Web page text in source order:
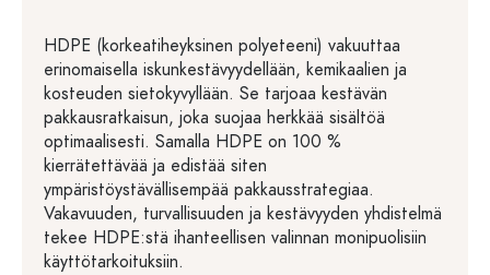
HDPE (korkeatiheyksinen polyeteeni) vakuuttaa
erinomaisella iskunkestävyydellään, kemikaalien ja
kosteuden sietokyvyllään. Se tarjoaa kestävän
pakkausratkaisun, joka suojaa herkkää sisältöä
optimaalisesti. Samalla HDPE on 100 %
kierrätettävää ja edistää siten
ympäristöystävällisempää pakkausstrategiaa.
Vakavuuden, turvallisuuden ja kestävyyden yhdistelmä
tekee HDPE:stä ihanteellisen valinnan monipuolisiin
käyttötarkoituksiin.